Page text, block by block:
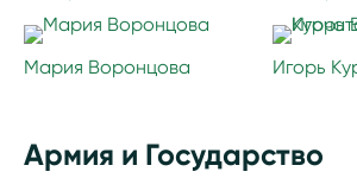
Мария Воронцова Игорь
Армия и Государство